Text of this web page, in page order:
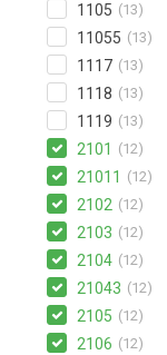
1105 (13)
11055 (13)
1117 (13)
1118 (13)
1119 (13)
2101 (12)
21011 (12)
2102 (12)
2103 (12)
2104 (12)
21043 (12)
2105 (12)
2106 (12)